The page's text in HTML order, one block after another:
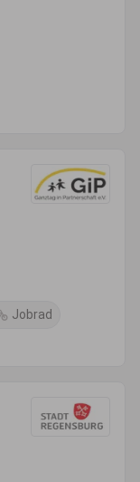
Jobrad